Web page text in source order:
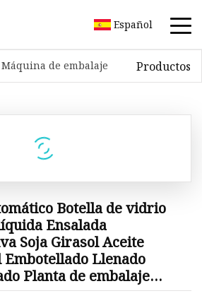
Español
Máquina de embalaje Productos
Botella de vidrio
Ensalada
Soja Girasol Aceite
Llenado
Planta de embalaje